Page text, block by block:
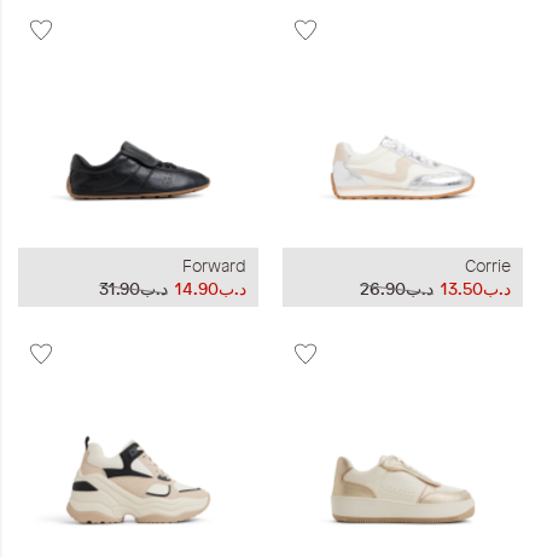
Corrie
د.ب26.90
د.ب13.50
Forward
د.ب31.90
د.ب14.90